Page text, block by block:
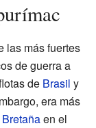
las más fuertes
de guerra a
de Brasil y
era más
en el